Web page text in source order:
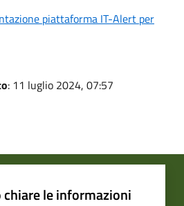
piattaforma IT-Alert per
: 11 luglio 2024, 07:57
chiare le informazioni